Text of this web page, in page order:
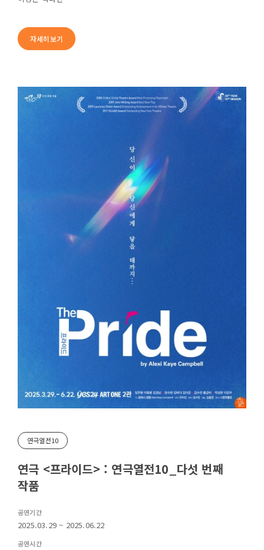
자세히보기
연극열전10
연극 <프라이드> : 연극열전10_다섯 번째
작품
공연기간
2025.03.29 ~ 2025.06.22
공연시간